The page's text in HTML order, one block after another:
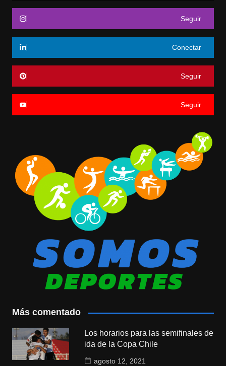
Seguir
Conectar
Seguir
Seguir
Más comentado
Los horarios para las semifinales de
ida de la Copa Chile
agosto 12, 2021